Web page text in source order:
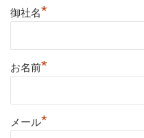
御社名*
お名前*
メール*